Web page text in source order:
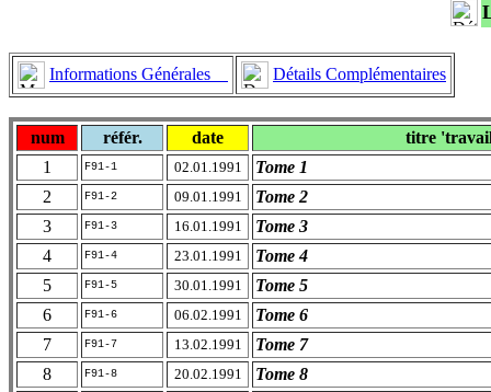
Informations Générales Détails Complémentaires
num référ. date
titre
1
F91-1 02.01.1991
Tome 1
2
F91-2 09.01.1991
Tome 2
3
F91-3 16.01.1991
Tome 3
4
F91-4 23.01.1991
Tome 4
5
F91-5 30.01.1991
Tome 5
6
F91-6 06.02.1991
Tome 6
7
F91-7 13.02.1991
Tome 7
8
F91-8 20.02.1991 Tome 8